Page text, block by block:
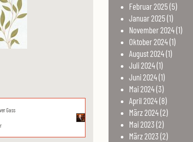
Gass
Februar2025(5)
Januar2025(1)
November2024(1)
Oktober2024(1)
August2024(1)
Juli2024(1)
Juni2024(1)
Mai2024(3)
April 2024(8)
März2024(2)
Mai2023 (2)
März2023 (2)